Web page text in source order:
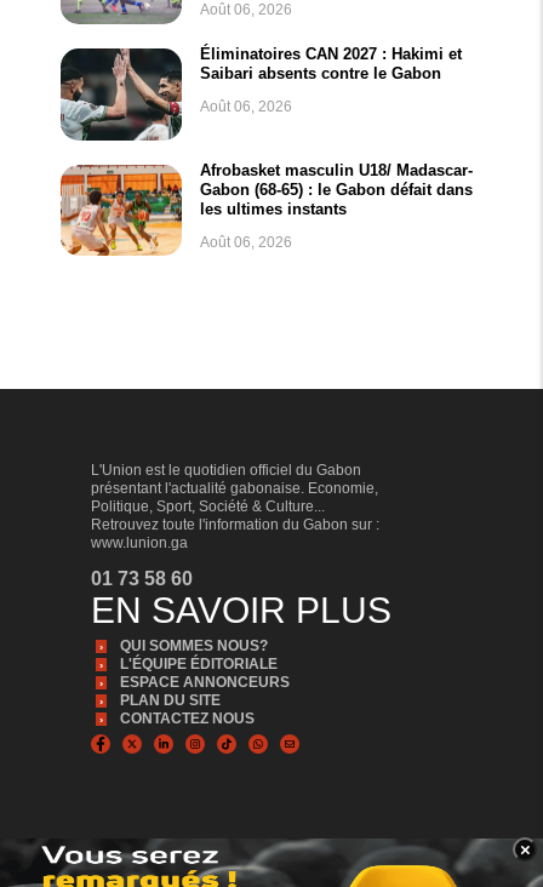
Août 06, 2026
Éliminatoires CAN 2027 : Hakimi et
Saibari absents contre le Gabon
Août 06, 2026
Afrobasket masculin U18/ Madascar-
Gabon (68-65) : le Gabon défait dans
les ultimes instants
Août 06, 2026
BANNER_BAS
×
L'Union est le quotidien officiel du Gabon
présentant l'actualité gabonaise. Economie,
Politique, Sport, Société & Culture...
Retrouvez toute l'information du Gabon sur :
www.lunion.ga
01 73 58 60
EN SAVOIR PLUS
QUI SOMMES NOUS?
L'ÉQUIPE ÉDITORIALE
ESPACE ANNONCEURS
PLAN DU SITE
CONTACTEZ NOUS